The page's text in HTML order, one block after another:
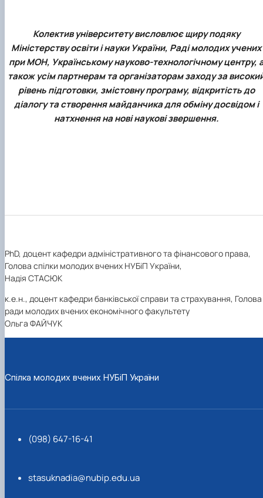
Колектив університету висловлює щиру подяку
Міністерству освіти і науки України, Раді молодих учених
при МОН, Українському науково-технологічному центру,
також усім партнерам та організаторам заходу за
рівень підготовки, змістовну програму, відкритість до
діалогу та створення майданчика для обміну досвідом і
натхнення на нові наукові звершення.
PhD, доцент кафедри адміністративного та фінансового права,
Голова спілки молодих вчених НУБіП України,
Надія СТАСЮК
к.е.н., доцент кафедри банківської справи та страхування, Голова
ради молодих вчених економічного факультету
Ольга ФАЙЧУК
Спілка молодих вчених НУБіП України
(098) 647-16-41
stasuknadia@nubip.edu.ua